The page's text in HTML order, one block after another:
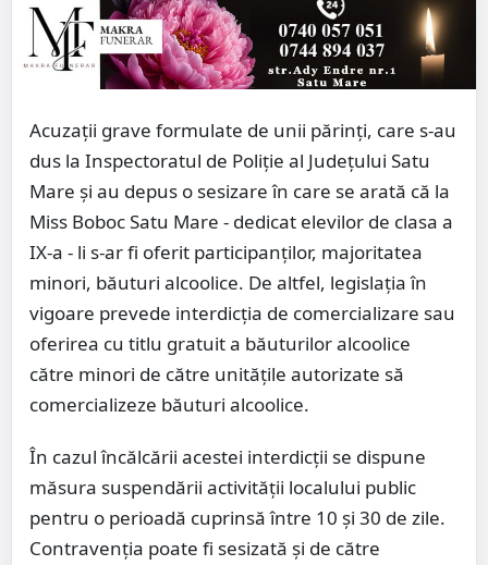
Acuzații grave formulate de unii părinți, care s-au
dus la Inspectoratul de Poliție al Județului Satu
Mare și au depus o sesizare în care se arată că la
Miss Boboc Satu Mare - dedicat elevilor de clasa a
IX-a - li s-ar fi oferit participanților, majoritatea
minori, băuturi alcoolice. De altfel, legislația în
vigoare prevede interdicția de comercializare sau
oferirea cu titlu gratuit a băuturilor alcoolice
către minori de către unitățile autorizate să
comercializeze băuturi alcoolice.
În cazul încălcării acestei interdicții se dispune
măsura suspendării activității localului public
pentru o perioadă cuprinsă între 10 și 30 de zile.
Contravenția poate fi sesizată și de către